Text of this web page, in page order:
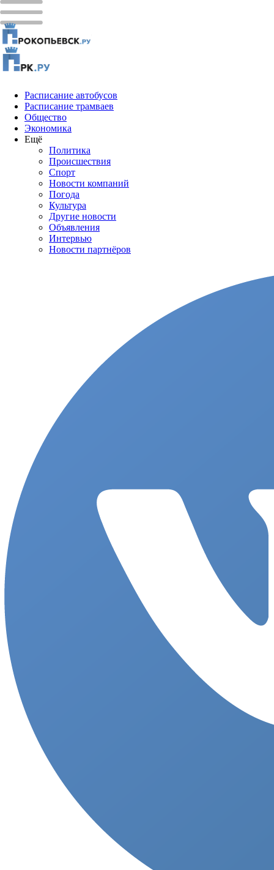
Расписание автобусов
Расписание трамваев
Общество
Экономика
Ещё
Политика
Проиcшествия
Спорт
Новости компаний
Погода
Культура
Другие новости
Объявления
Интервью
Новости партнёров